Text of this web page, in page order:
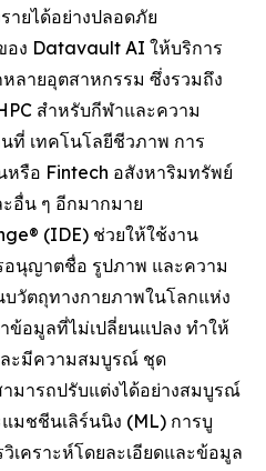
ายได้อย่างปลอดภัย
ง Datavault AI ให้บริการ
ายอุตสาหกรรม ซึ่งรวมถึง
สำหรับกีฬาและความ
ที่ เทคโนโลยีชีวภาพ การ
หรือ Fintech อสังหาริมทรัพย์
อื่น ๆ อีกมากมาย
(IDE) ช่วยให้ใช้งาน
อนุญาตชื่อ รูปภาพ และความ
วัตถุทางกายภาพในโลกแห่ง
ข้อมูลที่ไม่เปลี่ยนแปลง ทำให้
ะมีความสมบูรณ์ ชุด
มารถปรับแต่งได้อย่างสมบูรณ์
มชชีนเลิร์นนิง (ML) การบู
คราะห์โดยละเอียดและข้อมูล